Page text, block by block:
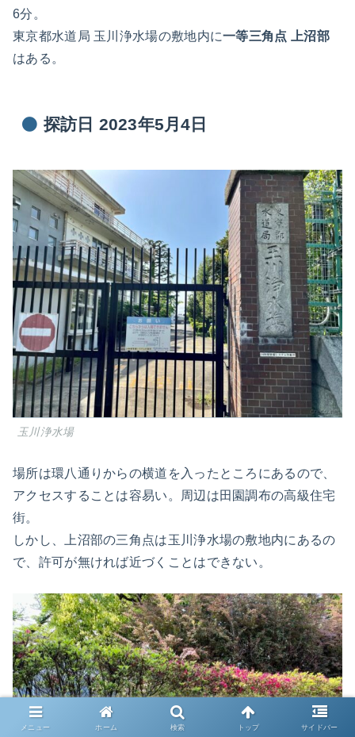
6分。
東京都水道局 玉川浄水場の敷地内に一等三角点 上沼部
はある。
探訪日 2023年5月4日
玉川浄水場
場所は環八通りからの横道を入ったところにあるので、
アクセスすることは容易い。周辺は田園調布の高級住宅
街。
しかし、上沼部の三角点は玉川浄水場の敷地内にあるの
で、許可が無ければ近づくことはできない。
メニュー ホーム 検索 トップ サイドバー